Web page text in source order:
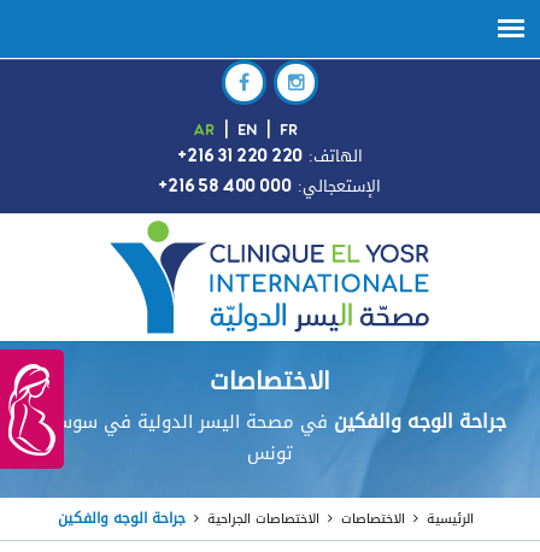
AR EN FR
+216 31 220 220 :الهاتف
+216 58 400 000 :الإستعجالي
الاختصاصات
جراحة الوجه والفكين في مصحة اليسر الدولية في سوسة ،
تونس
جراحة الوجه والفكين الاختصاصات الجراحية الاختصاصات الرئيسية